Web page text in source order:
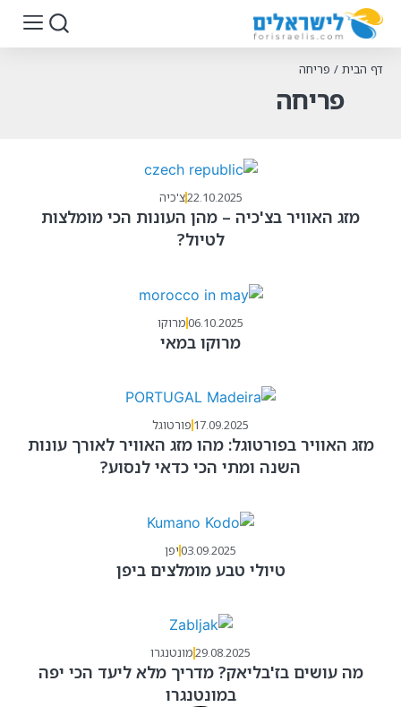
דף הבית / פריחה
פריחה
22.10.2025צ'כיה
מזג האוויר בצ'כיה – מהן העונות הכי מומלצות
לטיול?
06.10.2025מרוקו
מרוקו במאי
17.09.2025 פורטוגל
מזג האוויר בפורטוגל: מהו מזג האוויר לאורך עונות
השנה ומתי הכי כדאי לנסוע?
03.09.2025יפן
טיולי טבע מומלצים ביפן
29.08.2025מונטנגרו
מה עושים בז'בליאק? מדריך מלא ליעד הכי יפה
במונטנגרו